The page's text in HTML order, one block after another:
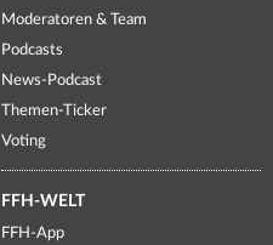
Moderatoren & Team
Podcasts
News-Podcast
Themen-Ticker
Voting
FFH-WELT
FFH-App